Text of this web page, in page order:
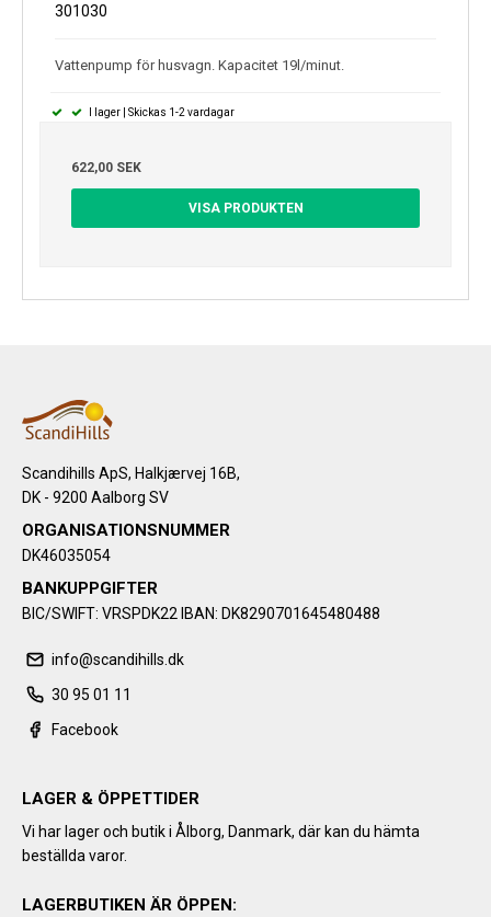
301030
Vattenpump för husvagn. Kapacitet 19l/minut.
I lager | Skickas 1-2 vardagar
622,00 SEK
VISA PRODUKTEN
Scandihills ApS, Halkjærvej 16B,
DK - 9200 Aalborg SV
ORGANISATIONSNUMMER
DK46035054
BANKUPPGIFTER
BIC/SWIFT: VRSPDK22 IBAN: DK8290701645480488
info@scandihills.dk
30 95 01 11
Facebook
LAGER & ÖPPETTIDER
Vi har lager och butik i Ålborg, Danmark, där kan du hämta
beställda varor.
LAGERBUTIKEN ÄR ÖPPEN: